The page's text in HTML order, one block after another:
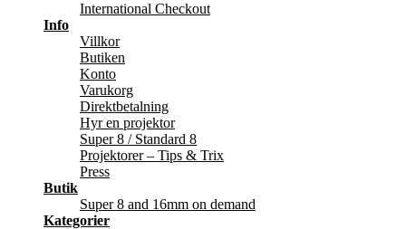
International Checkout
Info
Villkor
Butiken
Konto
Varukorg
Direktbetalning
Hyr en projektor
Super 8 / Standard 8
Projektorer – Tips & Trix
Press
Butik
Super 8 and 16mm on demand
Kategorier